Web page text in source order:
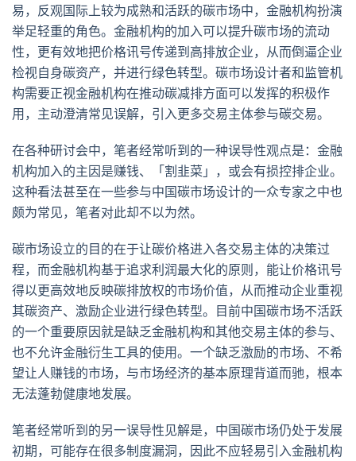
易，反观国际上较为成熟和活跃的碳市场中，金融机构扮演
举足轻重的角色。金融机构的加入可以提升碳市场的流动
性，更有效地把价格讯号传递到高排放企业，从而倒逼企业
检视自身碳资产，并进行绿色转型。碳市场设计者和监管机
构需要正视金融机构在推动碳减排方面可以发挥的积极作
用，主动澄清常见误解，引入更多交易主体参与碳交易。
在各种研讨会中，笔者经常听到的一种误导性观点是：金融
机构加入的主因是赚钱、「割韭菜」，或会有损控排企业。
这种看法甚至在一些参与中国碳市场设计的一众专家之中也
颇为常见，笔者对此却不以为然。
碳市场设立的目的在于让碳价格进入各交易主体的决策过
程，而金融机构基于追求利润最大化的原则，能让价格讯号
得以更高效地反映碳排放权的市场价值，从而推动企业重视
其碳资产、激励企业进行绿色转型。目前中国碳市场不活跃
的一个重要原因就是缺乏金融机构和其他交易主体的参与、
也不允许金融衍生工具的使用。一个缺乏激励的市场、不希
望让人赚钱的市场，与市场经济的基本原理背道而驰，根本
无法蓬勃健康地发展。
笔者经常听到的另一误导性见解是，中国碳市场仍处于发展
初期，可能存在很多制度漏洞，因此不应轻易引入金融机构